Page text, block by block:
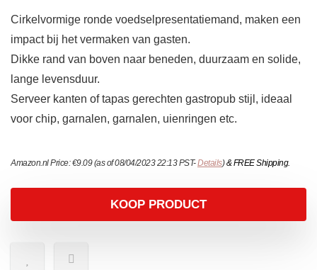
Cirkelvormige ronde voedselpresentatiemand, maken een
impact bij het vermaken van gasten.
Dikke rand van boven naar beneden, duurzaam en solide,
lange levensduur.
Serveer kanten of tapas gerechten gastropub stijl, ideaal
voor chip, garnalen, garnalen, uienringen etc.
Amazon.nl Price:€9.09(as of 08/04/2023 22:13 PST-Details)&FREE Shipping.
KOOP PRODUCT